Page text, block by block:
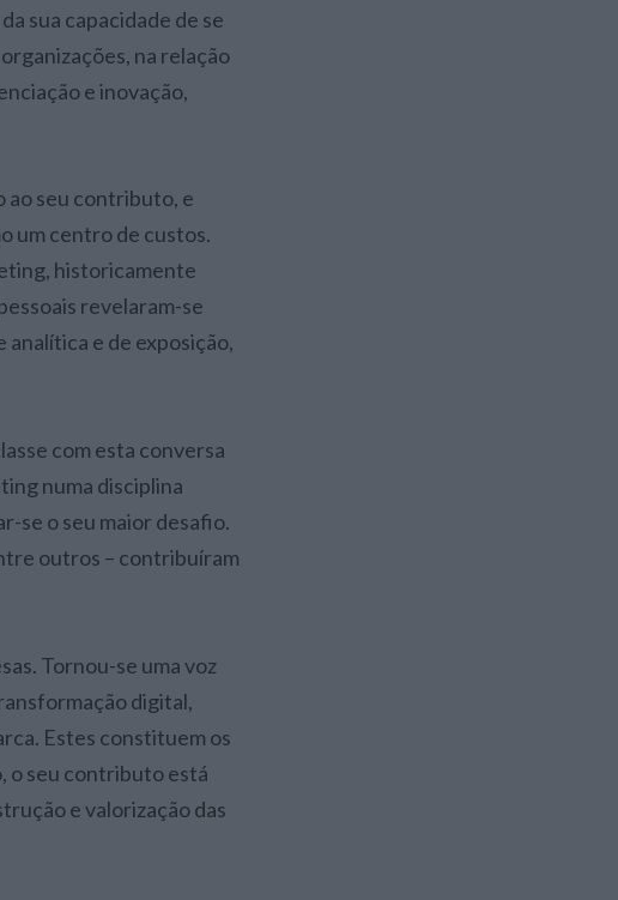
sua capacidade de se
na relação
e inovação,
ao seu contributo, e
um centro de custos.
historicamente
revelaram-se
e de exposição,
com esta conversa
numa disciplina
se o seu maior desafio.
outros – contribuíram
Tornou-se uma voz
digital,
Estes constituem os
o seu contributo está
e valorização das